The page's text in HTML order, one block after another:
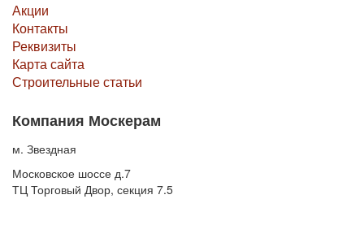
Акции
Контакты
Реквизиты
Карта сайта
Строительные статьи
Компания Москерам
м. Звездная
Московское шоссе д.7
ТЦ Торговый Двор, секция 7.5